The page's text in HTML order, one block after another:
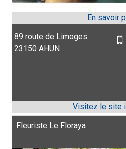
89 route de Limoges
23150 AHUN
Fleuriste Le Floraya